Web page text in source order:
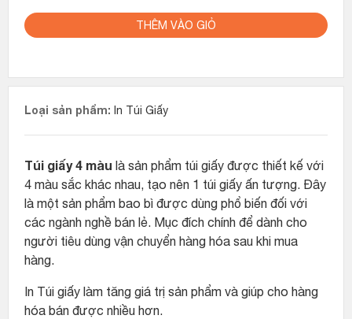
THÊM VÀO GIỎ
Loại sản phẩm: In Túi Giấy
Túi giấy 4 màu là sản phẩm túi giấy được thiết kế với
4 màu sắc khác nhau, tạo nên 1 túi giấy ấn tượng. Đây
là một sản phẩm bao bì được dùng phổ biến đối với
các ngành nghề bán lẻ. Mục đích chính để dành cho
người tiêu dùng vận chuyển hàng hóa sau khi mua
hàng.
In Túi giấy làm tăng giá trị sản phẩm và giúp cho hàng
hóa bán được nhiều hơn.